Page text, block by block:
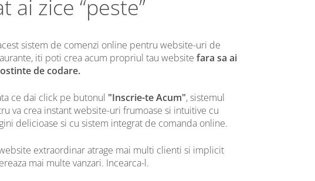
ai zice “peste”
sistem de comenzi online pentru website-uri de
iti poti crea acum propriul tau website fara sa ai
de codare.
ce dai click pe butonul "Inscrie-te Acum", sistemul
va crea instantwebsite-uri frumoase si intuitive cu
delicioase si cu sistem integrat de comanda online.
extraordinar atrage mai multi clienti si implicit
mai multe vanzari. Incearca-l.